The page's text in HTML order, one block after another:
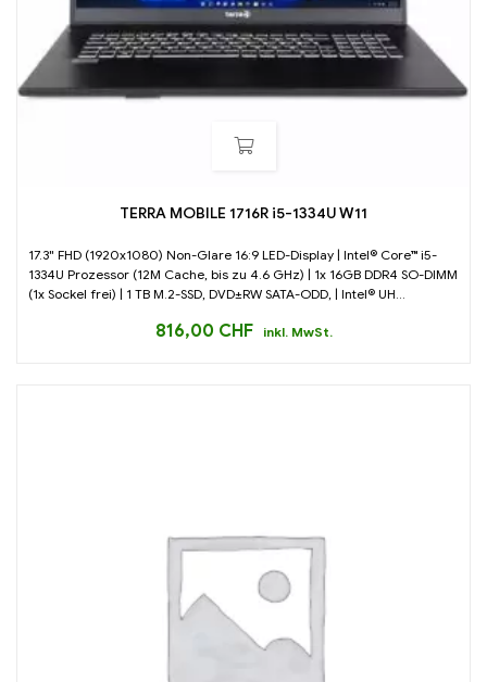
TERRA MOBILE 1716R i5-1334U W11
17.3" FHD (1920x1080) Non-Glare 16:9 LED-Display | Intel® Core™ i5-
1334U Prozessor (12M Cache, bis zu 4.6 GHz) | 1x 16GB DDR4 SO-DIMM
(1x Sockel frei) | 1 TB M.2-SSD, DVD±RW SATA-ODD, | Intel® UH...
816,00 CHF inkl. MwSt.